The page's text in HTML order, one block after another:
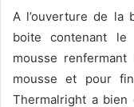
A l’ouverture de la
boite contenant
mousse
mousse et pour
Thermalright a bien